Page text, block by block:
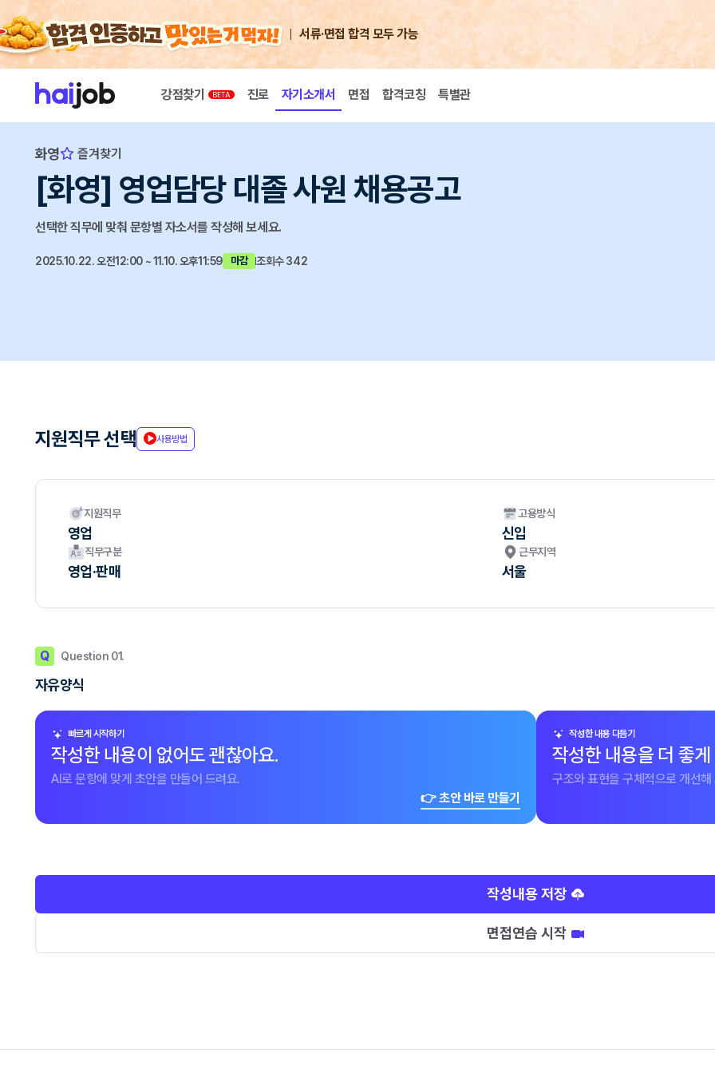
서류·면접 합격 모두 가능
강점찾기 진로 자기소개서 면접 합격코칭 특별관
화영 즐겨찾기
[화영] 영업담당 대졸 사원 채용공고
선택한 직무에 맞춰 문항별 자소서를 작성해 보세요.
2025.10.22. 오전12:00 ~ 11.10. 오후11:59 마감 조회수 342
지원직무 선택 사용방법
지원직무
영업
고용방식
신입
직무구분
영업·판매
근무지역
서울
Q Question 01.
자유양식
빠르게 시작하기
작성한 내용이 없어도 괜찮아요.
AI로 문항에 맞게 초안을 만들어 드려요.
👉 초안 바로 만들기
작성한 내용 다듬기
작성한 내용을 더 좋
구조와 표현을 구체적으로 개선해
작성내용 저장
면접연습 시작